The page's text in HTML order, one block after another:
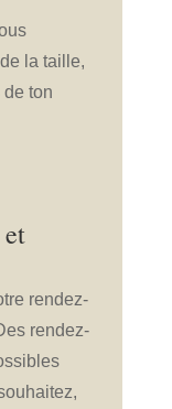
la taille,
ton
rendez-
rendez-